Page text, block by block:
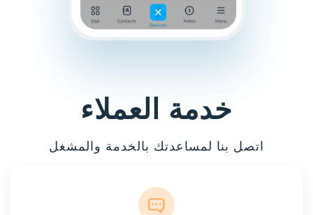
خدمة العملاء
اتصل بنا لمساعدتك بالخدمة والمشغل